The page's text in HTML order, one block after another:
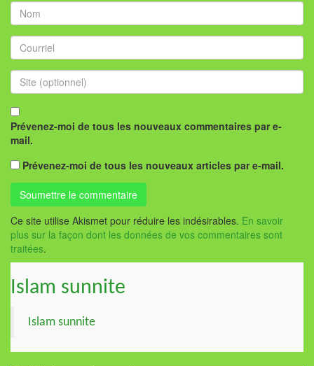
Prévenez-moi de tous les nouveaux commentaires par e-
mail.
Prévenez-moi de tous les nouveaux articles par e-mail.
Ce site utilise Akismet pour réduire les indésirables. En savoir
plus sur la façon dont les données de vos commentaires sont
traitées.
Islam sunnite
Islam sunnite